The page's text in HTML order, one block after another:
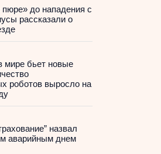
пюре» до нападения с
рассказали о
мире бьет новые
роботов выросло на
назвал
аварийным днем